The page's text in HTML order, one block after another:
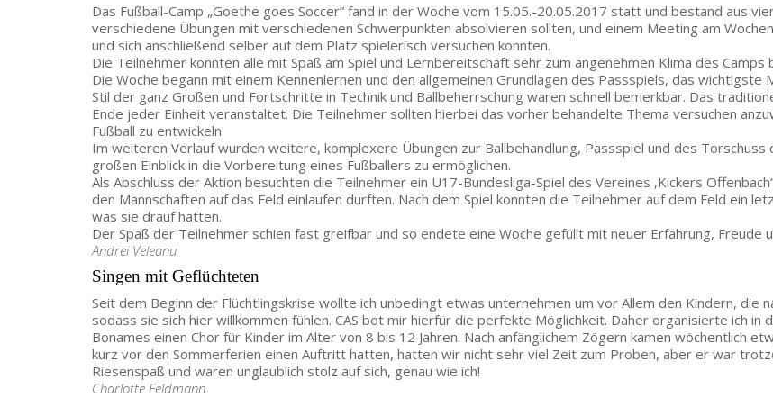
Das Fußball-Camp „Goethe goes Soccer“ fand in der Woche vom 15.05.-20.05.2017 statt und bestand aus
verschiedene Übungen mit verschiedenen Schwerpunkten absolvieren sollten, und einem Meeting am
und sich anschließend selber auf dem Platz spielerisch versuchen konnten.
Die Teilnehmer konnten alle mit Spaß am Spiel und Lernbereitschaft sehr zum angenehmen Klima des Camps
Die Woche begann mit einem Kennenlernen und den allgemeinen Grundlagen des Passspiels, das
Stil der ganz Großen und Fortschritte in Technik und Ballbeherrschung waren schnell bemerkbar. Das
Ende jeder Einheit veranstaltet. Die Teilnehmer sollten hierbei das vorher behandelte Thema versuchen
Fußball zu entwickeln.
Im weiteren Verlauf wurden weitere, komplexere Übungen zur Ballbehandlung, Passspiel und des
großen Einblick in die Vorbereitung eines Fußballers zu ermöglichen.
Als Abschluss der Aktion besuchten die Teilnehmer ein U17-Bundesliga-Spiel des Vereines ‚Kickers
den Mannschaften auf das Feld einlaufen durften. Nach dem Spiel konnten die Teilnehmer auf dem Feld ein
was sie drauf hatten.
Der Spaß der Teilnehmer schien fast greifbar und so endete eine Woche gefüllt mit neuer Erfahrung, Freude
Andrei Veleanu
Singen mit Geflüchteten
Seit dem Beginn der Flüchtlingskrise wollte ich unbedingt etwas unternehmen um vor Allem den Kindern, die
sodass sie sich hier willkommen fühlen. CAS bot mir hierfür die perfekte Möglichkeit. Daher organisierte ich in
Bonames einen Chor für Kinder im Alter von 8 bis 12 Jahren. Nach anfänglichem Zögern kamen wöchentlich
kurz vor den Sommerferien einen Auftritt hatten, hatten wir nicht sehr viel Zeit zum Proben, aber er war
Riesenspaß und waren unglaublich stolz auf sich, genau wie ich!
Charlotte Feldmann